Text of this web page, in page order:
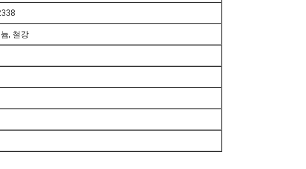
, 철강